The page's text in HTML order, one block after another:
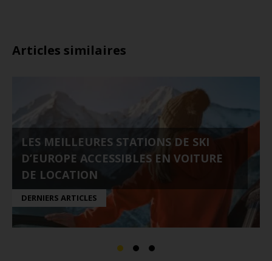
Articles similaires
LES MEILLEURES STATIONS DE SKI
D’EUROPE ACCESSIBLES EN VOITURE
DE LOCATION
DERNIERS ARTICLES